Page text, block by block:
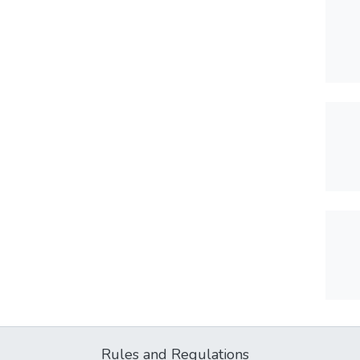
Rules and Regulations